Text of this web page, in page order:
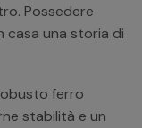
Possedere
casa una storia di
ferro
stabilità e un